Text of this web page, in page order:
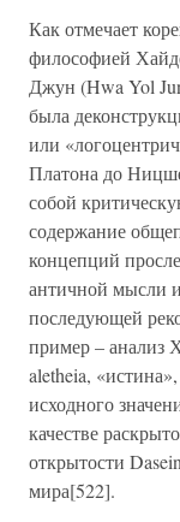
Как отмечает
философией
Джун (Hwa Yol
была
или
Платона до
собой
содержание
концепций
античной мысли
последующей
пример – анализ
aletheia,
исходного
качестве
открытости
мира[522].